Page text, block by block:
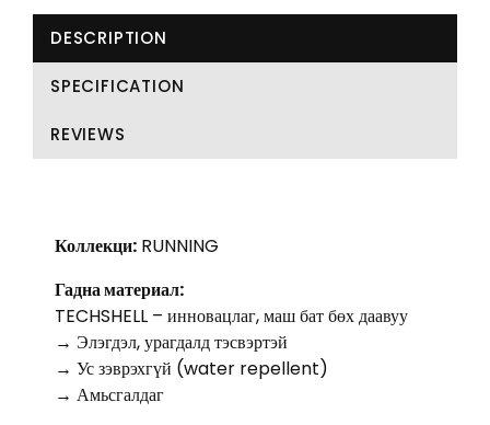
DESCRIPTION
SPECIFICATION
REVIEWS
Коллекци: RUNNING
Гадна материал:
TECHSHELL – инновацлаг, маш бат бөх даавуу
→ Элэгдэл, урагдалд тэсвэртэй
→ Ус зэврэхгүй (water repellent)
→ Амьсгалдаг